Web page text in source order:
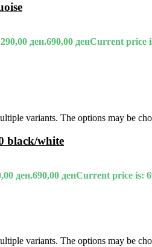
ден.690,00 денCurrent price
variants. The options may be
black/white
ден.690,00 денCurrent price is:
variants. The options may be